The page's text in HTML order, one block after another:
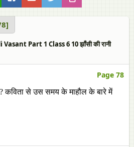
Part 1 Class 6 10 झाँसी की रानी
Page 78
कविता से उस समय के माहौल के बारे में